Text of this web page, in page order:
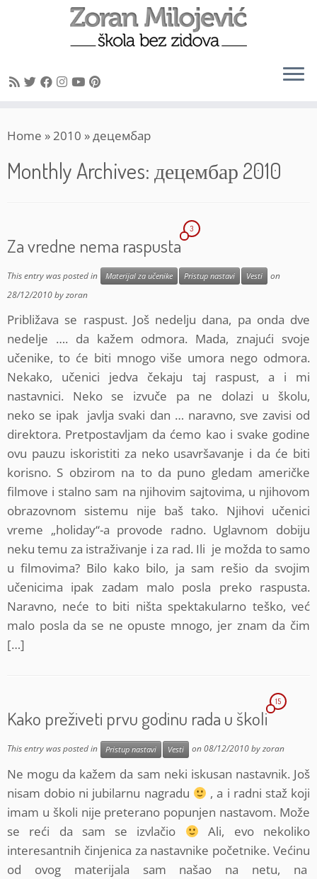
toHome »2010 »децембар
Monthly Archives: децембар 2010
Za vredne nema raspusta
3
This entry was posted in Materijal za učenike Pristup nastavi Vesti
on
28/12/2010byzoran
Približava se raspust. Još nedelju dana, pa onda dve
nedelje …. da kažem odmora. Mada, znajući svoje
učenike, to će biti mnogo više umora nego odmora.
Nekako, učenici jedva čekaju taj raspust, a i mi
nastavnici. Neko se izvuče pa ne dolazi u školu,
neko se ipak javlja svaki dan … naravno, sve zavisi od
direktora. Pretpostavljam da ćemo kao i svake godine
ovu pauzu iskoristiti za neko usavršavanje i da će biti
korisno. S obzirom na to da puno gledam američke
filmove i stalno sam na njihovim sajtovima, u njihovom
obrazovnom sistemu nije baš tako. Njihovi učenici
vreme „holiday“-a provode radno. Uglavnom dobiju
neku temu za istraživanje i za rad. Ili je možda to samo
u filmovima? Bilo kako bilo, ja sam rešio da svojim
učenicima ipak zadam malo posla preko raspusta.
Naravno, neće to biti ništa spektakularno teško, već
malo posla da se ne opuste mnogo, jer znam da čim
[…]
Kako preživeti prvu godinu rada u školi
15
This entry was posted in Pristup nastavi Vesti on08/12/2010byzoran
Ne mogu da kažem da sam neki iskusan nastavnik. Još
nisam dobio ni jubilarnu nagradu
, a i radni staž koji
imam u školi nije preterano popunjen nastavom. Može
se reći da sam se izvlačio
Ali, evo nekoliko
interesantnih činjenica za nastavnike početnike. Većinu
od ovog materijala sam našao na netu, na